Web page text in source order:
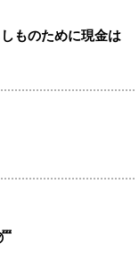
ものために現金は